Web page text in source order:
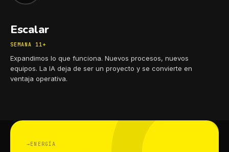
Escalar
SEMANA 11+
Expandimos lo que funciona. Nuevos procesos, nuevos
equipos. La IA deja de ser un proyecto y se convierte en
ventaja operativa.
ENERGÍA